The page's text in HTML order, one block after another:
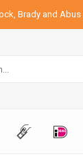
Brady and Abus